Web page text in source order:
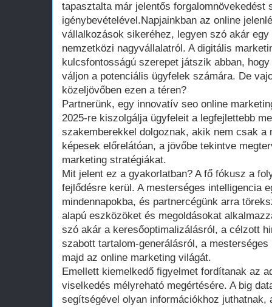
tapasztalta már jelentős forgalomnövekedést
igénybevételével.Napjainkban az online
vállalkozások sikeréhez, legyen szó akár
nemzetközi nagyvállalatról. A digitális
kulcsfontosságú szerepet játszik abban,
váljon a potenciális ügyfelek számára. De
közeljövőben ezen a téren?
Partnerünk, egy innovatív seo online
2025-re kiszolgálja ügyfeleit a legfejlettebb
szakemberekkel dolgoznak, akik nem csak a
képesek előrelátóan, a jövőbe tekintve
marketing stratégiákat.
Mit jelent ez a gyakorlatban? A fő fókusz a
fejlődésre kerül. A mesterséges intelligencia
mindennapokba, és partnercégünk arra
alapú eszközöket és megoldásokat
szó akár a keresőoptimalizálásról, a célzott
szabott tartalom-generálásról, a
majd az online marketing világát.
Emellett kiemelkedő figyelmet fordítanak az
viselkedés mélyreható megértésére. A big
segítségével olyan információkhoz juthatnak,